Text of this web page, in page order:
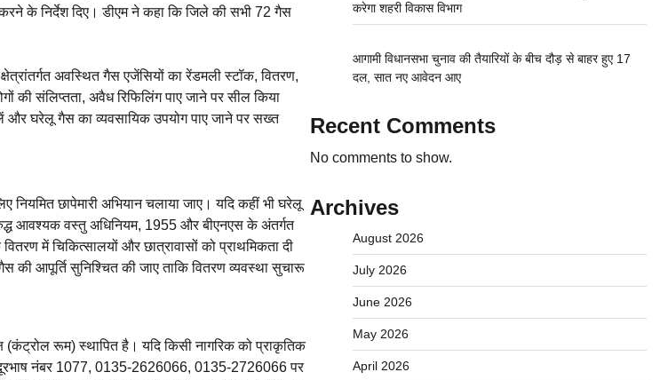
के निर्देश दिए। डीएम ने कहा कि जिले की सभी 72 गैस
अवस्थित गैस एजेंसियों का रेंडमली स्टॉक, वितरण,
की संलिप्तता, अवैध रिफिलिंग पाए जाने पर सील किया
और घरेलू गैस का व्यवसायिक उपयोग पाए जाने पर सख्त
छापेमारी अभियान चलाया जाए। यदि कहीं भी घरेलू
आवश्यक वस्तु अधिनियम, 1955 और बीएनएस के अंतर्गत
में चिकित्सालयों और छात्रावासों को प्राथमिकता दी
की आपूर्ति सुनिश्चित की जाए ताकि वितरण व्यवस्था सुचारू
रूम) स्थापित है। यदि किसी नागरिक को प्राकृतिक
नंबर 1077, 0135-2626066, 0135-2726066 पर
करेगा शहरी विकास विभाग
आगामी विधानसभा चुनाव की तैयारियों के बीच दौड़ से बाहर हुए 17
दल, सात नए आवेदन आए
Recent Comments
No comments to show.
Archives
August 2026
July 2026
June 2026
May 2026
April 2026